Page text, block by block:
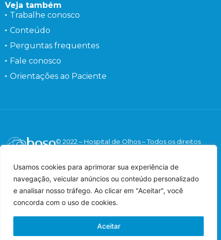
Usamos cookies para aprimorar sua experiência de
navegação, veicular anúncios ou conteúdo personalizado
e analisar nosso tráfego. Ao clicar em "Aceitar", você
concorda com o uso de cookies.
Aceitar
Veja também
Trabalhe conosco
Conteúdo
Perguntas frequentes
Fale conosco
Orientações ao Paciente
© 2022 – Hospital de Olhos – Todos os direitos
Oftalmologista – CRM: 125547 – RQE: 42548.
Imagens meramente ilustrativas.